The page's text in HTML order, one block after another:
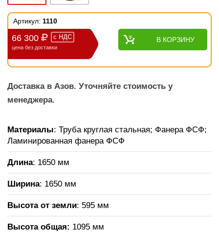
Артикул: 1110
66 300 с НДС
цена без доставки
В КОРЗИНУ
Доставка в Азов. Уточняйте стоимость у
менеджера.
Материалы: Труба круглая стальная; Фанера ФСФ;
Ламинированная фанера ФСФ
Длина: 1650 мм
Ширина: 1650 мм
Высота от земли: 595 мм
Высота общая: 1095 мм